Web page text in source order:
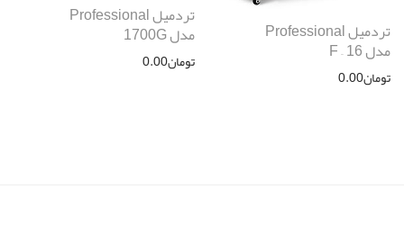
تردمیل Professional
مدل F – 16
تومان0.00
تردمیل Professional
مدل 1700G
تومان0.00